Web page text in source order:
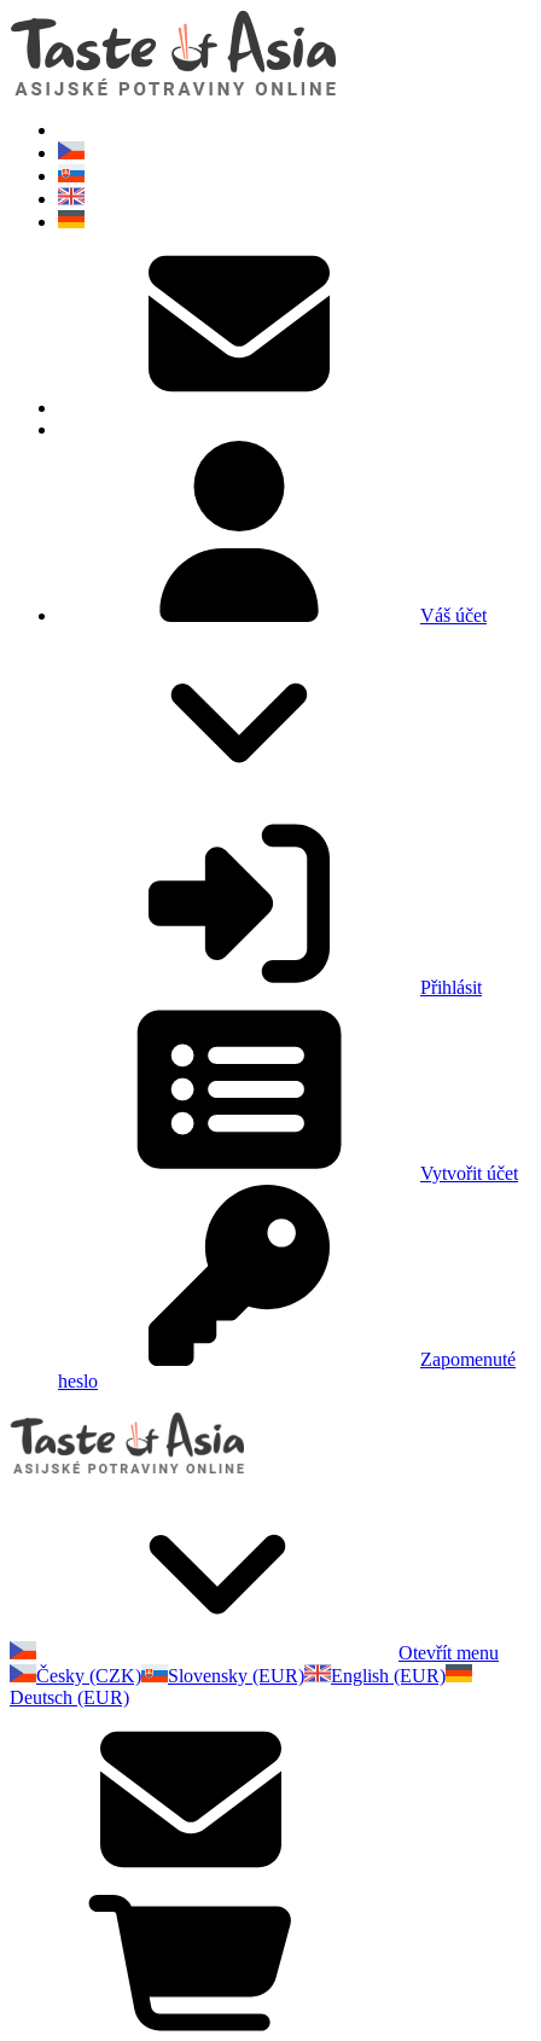
Váš účet
Přihlásit
Vytvořit účet
Zapomenuté
heslo
Otevřít menu
Česky (CZK)
Slovensky (EUR)
English (EUR)
Deutsch (EUR)
TasteOfAsia.cz
Neváhejte se zeptat. Jsem tady pro vás!